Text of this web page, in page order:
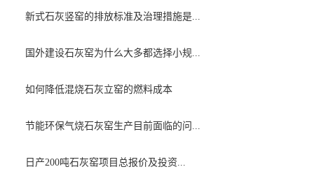
新式石灰竖窑的排放标准及治理措施是...
国外建设石灰窑为什么大多都选择小规...
如何降低混烧石灰立窑的燃料成本
节能环保气烧石灰窑生产目前面临的问...
日产200吨石灰窑项目总报价及投资...